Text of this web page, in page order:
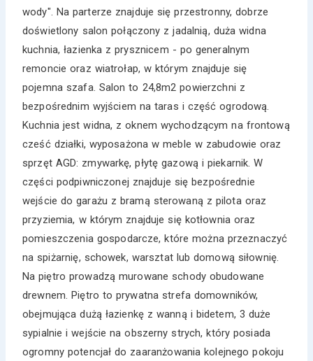
wody". Na parterze znajduje się przestronny, dobrze
doświetlony salon połączony z jadalnią, duża widna
kuchnia, łazienka z prysznicem - po generalnym
remoncie oraz wiatrołap, w którym znajduje się
pojemna szafa. Salon to 24,8m2 powierzchni z
bezpośrednim wyjściem na taras i część ogrodową.
Kuchnia jest widna, z oknem wychodzącym na frontową
cześć działki, wyposażona w meble w zabudowie oraz
sprzęt AGD: zmywarkę, płytę gazową i piekarnik. W
części podpiwniczonej znajduje się bezpośrednie
wejście do garażu z bramą sterowaną z pilota oraz
przyziemia, w którym znajduje się kotłownia oraz
pomieszczenia gospodarcze, które można przeznaczyć
na spiżarnię, schowek, warsztat lub domową siłownię.
Na piętro prowadzą murowane schody obudowane
drewnem. Piętro to prywatna strefa domowników,
obejmująca dużą łazienkę z wanną i bidetem, 3 duże
sypialnie i wejście na obszerny strych, który posiada
ogromny potencjał do zaaranżowania kolejnego pokoju